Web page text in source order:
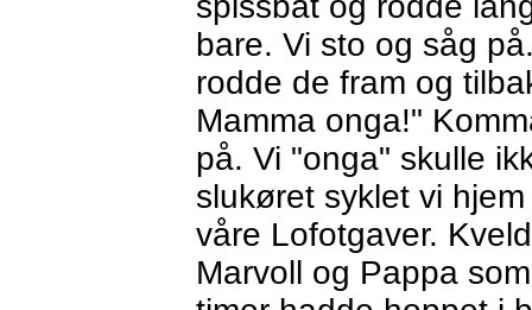
bare. Vi sto og såg
rodde de fram og
Mamma onga!"
på. Vi "onga" skulle
slukøret syklet vi
våre Lofotgaver.
Marvoll og Pappa